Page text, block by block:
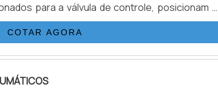
para a válvula de controle, posicionam a
ora para abertura, ora fechamento. Esse
para realizar o controle de vazão de
COTAR AGORA